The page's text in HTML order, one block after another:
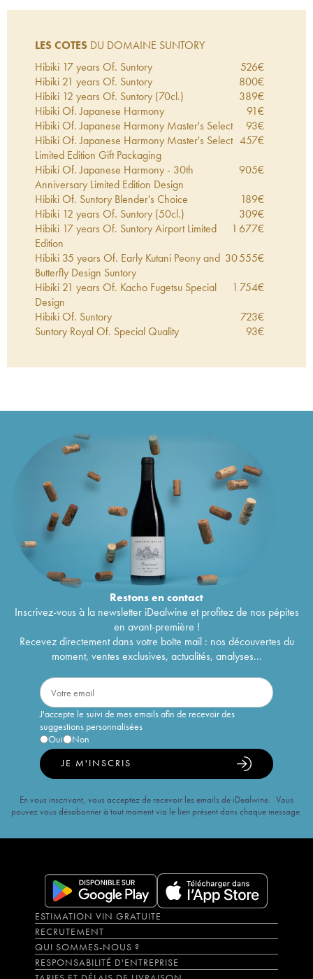
LES COTES DU DOMAINE SUNTORY
Hibiki 17 years Of. Suntory
526€
Hibiki 21 years Of. Suntory
800€
Hibiki 12 years Of. Suntory (70cl.)
389€
Hibiki Of. Japanese Harmony
91€
Hibiki Of. Japanese Harmony Master's Select
93€
Hibiki Of. Japanese Harmony Master's Select
Limited Edition Gift Packaging
457€
Hibiki Of. Japanese Harmony - 30th
Anniversary Limited Edition Design
905€
Hibiki Of. Suntory Blender's Choice
189€
Hibiki 12 years Of. Suntory (50cl.)
309€
Hibiki 17 years Of. Suntory Airport Limited
Edition
1 677€
Hibiki 35 years Of. Early Kutani Peony and
Butterfly Design Suntory
30 555€
Hibiki 21 years Of. Kacho Fugetsu Special
Design
1 754€
Hibiki Of. Suntory
723€
Suntory Royal Of. Special Quality
93€
Hibiki Of. Blossom Harmony bottled 2022
Restons encontact
Inscrivez-vous à la newsletter iDealwine et profitez de nos pépites
en avant-première !
Recevez directement dans votre boîte mail : nos découvertes du
moment, ventes exclusives, actualités, analyses...
J'accepte le suivi de mes emails afin de recevoir des
suggestions personnalisées
Oui
Non
JE M'INSCRIS
En vous inscrivant, vous acceptez de recevoir les emails de iDealwine. Vous
pouvez vous désabonner à tout moment via le lien présent dans chaque message.
ESTIMATION VIN GRATUITE
RECRUTEMENT
QUI SOMMES-NOUS ?
RESPONSABILITÉ D'ENTREPRISE